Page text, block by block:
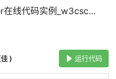
tryhtml_table_header在线代码实例_w3cschool
) 运行代码